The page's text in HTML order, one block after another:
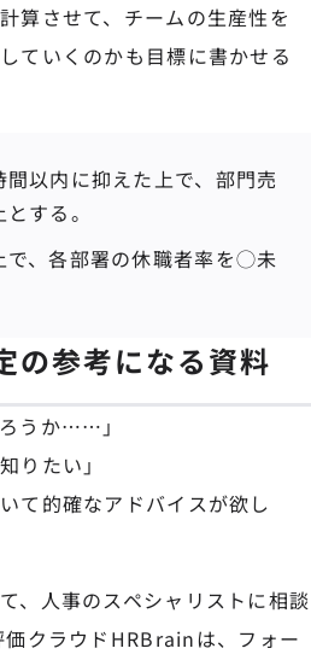
算させて、チームの生産性を
ていくのかも目標に書かせる
以内に抑えた上で、部門売
する。
で、各部署の休職者率を◯未
の参考になる資料
うか……」
を知りたい」
て的確なアドバイスが欲し
、人事のスペシャリストに相談
クラウドHRBrainは、フォー